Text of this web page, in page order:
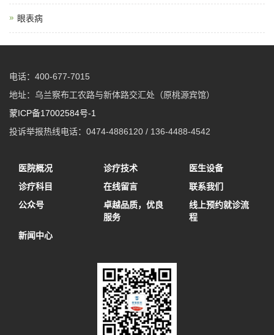
眼表病
电话：400-677-7015
地址：乌兰察布工农路与新体路交汇处（原桃源宾馆）
蒙ICP备17002584号-1
投诉举报热线电话：0474-4886120 / 136-4488-4542
医院概况 诊疗技术
医生设备
诊疗科目
在线留言
联系我们
公众号
卓越品质，优良
服务
线上预约就诊流
程
新闻中心